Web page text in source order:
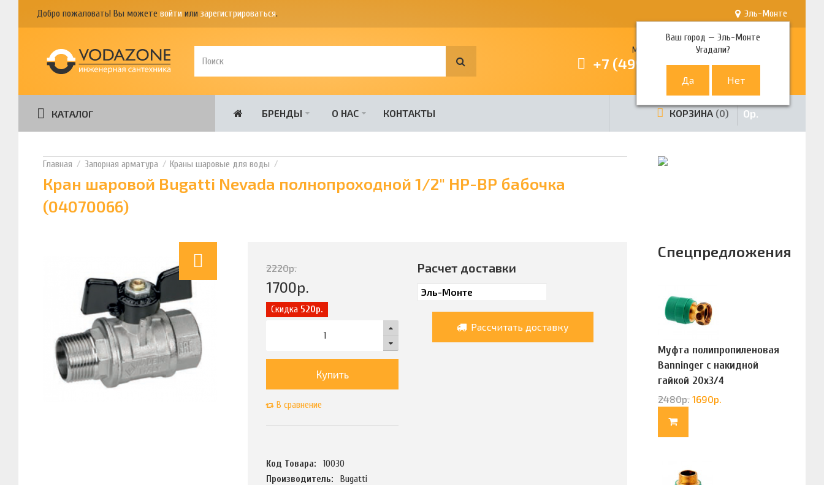
Добро пожаловать! Вы можете войти или зарегистрироваться. Эль-Монте
Ваш город —Эль-Монте
Угадали?
Многоканальный телефон
+7 (499) 380-80-80
КАТАЛОГ БРЕНДЫ О НАС КОНТАКТЫ КОРЗИНА 0 0р.
Запорная арматура Краны шаровые для воды
Кран шаровой Bugatti Nevada полнопроходной 1/2" НР-ВР бабочка
(04070066)
2220р.
1700р.
Скидка520р.
Купить
В сравнение
Код Товара:
10030
Производитель:
Bugatti
Расчет доставки
Рассчитать доставку
Спецпредложения
Муфта полипропиленовая
Banninger с накидной
гайкой 20х3/4
(G83322020)
2480р. 1690р.